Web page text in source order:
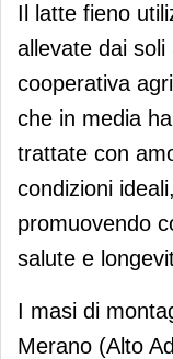
Il latte fieno
allevate dai
cooperativa
che in media
trattate con
condizioni
promuovendo
salute e
I masi di
Merano (Alto